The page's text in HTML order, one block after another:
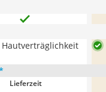
Lieferzeit